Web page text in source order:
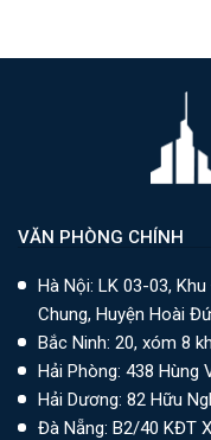
VĂN PHÒNG CHÍNH
Hà Nội: LK 03-03,
Chung, Huyện Hoài
Bắc Ninh: 20, xóm 8
Hải Phòng: 438 Hùng
Hải Dương: 82 Hữu
Đà Nẵng: B2/40 KĐT